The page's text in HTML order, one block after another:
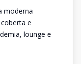
moderna
e
lounge e